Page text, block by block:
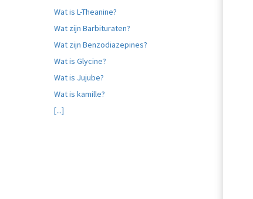
Wat is L-Theanine?
Wat zijn Barbituraten?
Wat zijn Benzodiazepines?
Wat is Glycine?
Wat is Jujube?
Wat is kamille?
[...]